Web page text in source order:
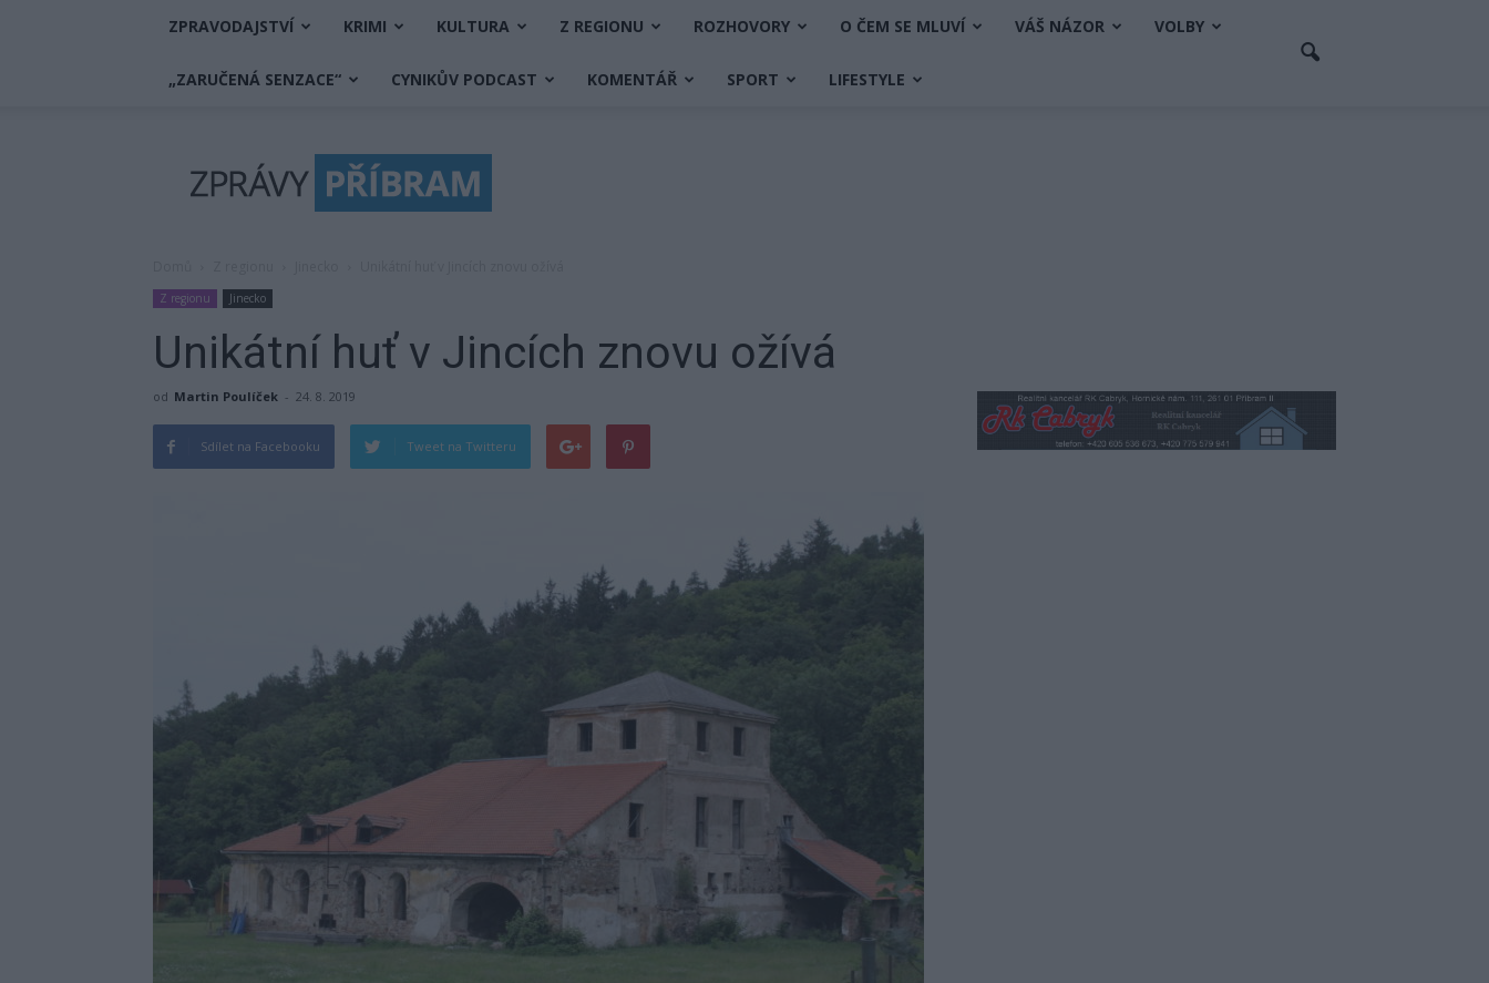
ZPRAVODAJSTVÍ KRIMI KULTURA Z REGIONU ROZHOVORY O ČEM SE MLUVÍ VÁŠ NÁZOR VOLBY
„ZARUČENÁ SENZACE“ CYNIKŮV PODCAST KOMENTÁŘ SPORT LIFESTYLE
Příbram
Z regionu Jinecko
Unikátní huť v Jincích znovu ožívá
od Martin Poulíček - 24. 8. 2019
Sdílet na Facebooku Tweet na Twitteru